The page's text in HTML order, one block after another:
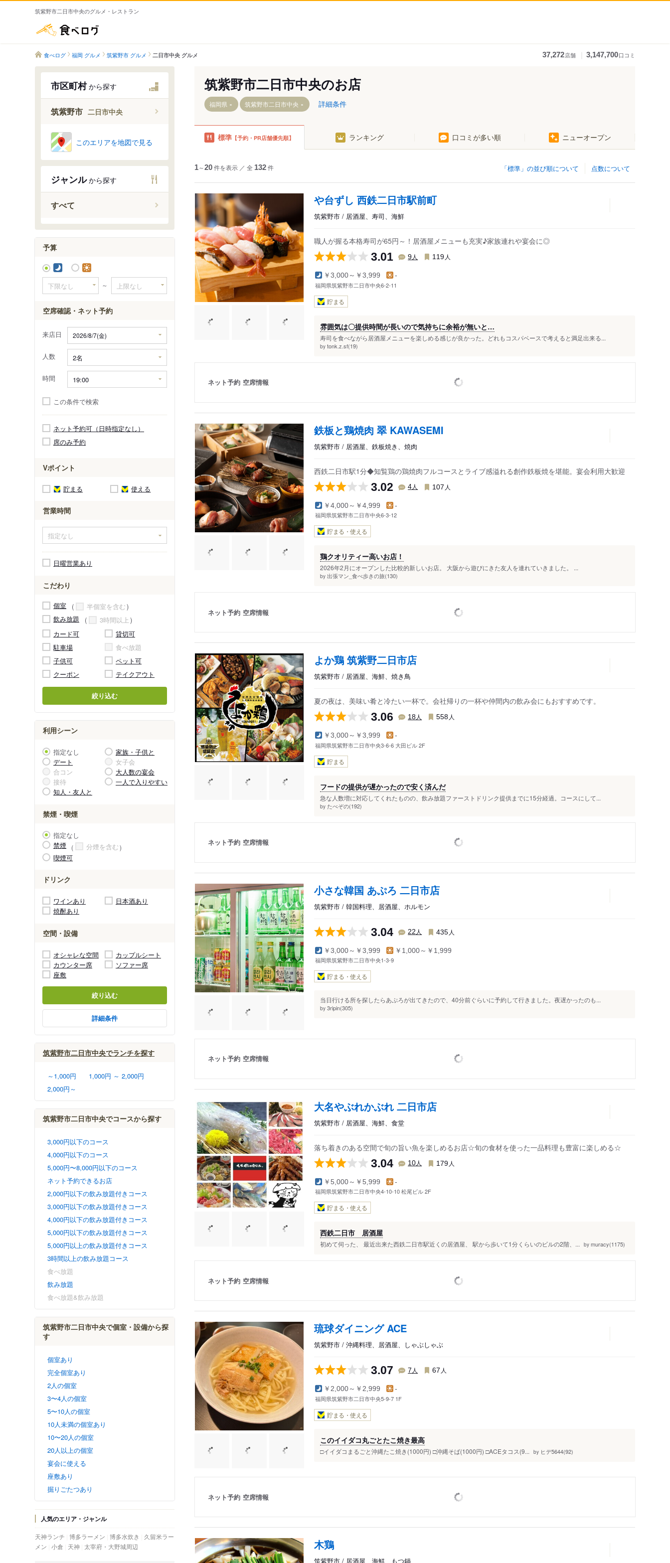
筑紫野市二日市中央のグルメ・レストラン
食べログ 福岡 グルメ 筑紫野市 グルメ 二日市中央 グルメ 37,272店舗 3,147,700口コミ
市区町村から探す
筑紫野市 二日市中央
針摺北
針摺西
針摺東
針摺南
原
原田
二日市中央
二日市西
二日市南
本道寺
このエリアを地図で見る
ジャンルから探す
すべて
予算
～
空席確認・ネット予約
来店日
人数
時間
この条件で検索
ネット予約可（日時指定なし）
席のみ予約
Vポイント
貯まる 使える
営業時間
日曜営業あり
こだわり
個室
半個室を含む
飲み放題
3時間以上
カード可
貸切可
駐車場
食べ放題
子供可
ペット可
クーポン
テイクアウト
絞り込む
利用シーン
指定なし
家族・子供と
デート
女子会
合コン
大人数の宴会
接待
一人で入りやすい
知人・友人と
禁煙・喫煙
指定なし
禁煙
分煙を含む
喫煙可
ドリンク
ワインあり
日本酒あり
焼酎あり
空間・設備
オシャレな空間
カップルシート
カウンター席
ソファー席
座敷
絞り込む
詳細条件
筑紫野市二日市中央でランチを探す
～1,000円
1,000円 ～ 2,000円
2,000円～
筑紫野市二日市中央でコースから探す
3,000円以下のコース
4,000円以下のコース
5,000円〜8,000円以下のコース
ネット予約できるお店
2,000円以下の飲み放題付きコース
3,000円以下の飲み放題付きコース
4,000円以下の飲み放題付きコース
5,000円以下の飲み放題付きコース
5,000円以上の飲み放題付きコース
3時間以上の飲み放題コース
食べ放題
飲み放題
食べ放題&飲み放題
筑紫野市二日市中央で個室・設備から探
す
個室あり
完全個室あり
2人の個室
3〜4人の個室
5〜10人の個室
10人未満の個室あり
10〜20人の個室
20人以上の個室
宴会に使える
座敷あり
掘りごたつあり
人気のエリア・ジャンル
天神ランチ 博多ラーメン 博多水炊き
久留米ラー
メン 小倉 天神 太宰府・大野城周辺
筑紫野市二日市中央のお店
福岡県 筑紫野市二日市中央 詳細条件
標準 【予約・PR店舗優先順】 ランキング 口コミが多い順 ニューオープン
点数について
「標準」の並び順について
1～20件を表示 ／ 全 132件
や台ずし 西鉄二日市駅前町
筑紫野市 / 居酒屋、寿司、海鮮
職人が握る本格寿司が65円～！居酒屋メニューも充実♪家族連れや宴会に◎
3.01 9人 119 人
￥3,000～￥3,999
-
福岡県筑紫野市二日市中央6-2-11
貯まる
雰囲気は〇提供時間が長いので気持ちに余裕が無いと…
寿司を食べながら居酒屋メニューを楽しめる感じが良かった。どれもコスパベースで考えると満足出来る...
by tonk.z.sf(19)
ネット予約 空席情報
鉄板と鶏焼肉 翠 KAWASEMI
筑紫野市 / 居酒屋、鉄板焼き、焼肉
西鉄二日市駅1分◆知覧鶏の鶏焼肉フルコースとライブ感溢れる創作鉄板焼を堪能。宴会利用大歓迎
3.02 4人 107 人
￥4,000～￥4,999
-
福岡県筑紫野市二日市中央6-3-12
貯まる・使える
鶏クオリティー高いお店！
2026年2月にオープンした比較的新しいお店。 大阪から遊びにきた友人を連れていきました。 ...
by 出張マン_食べ歩きの旅(130)
ネット予約 空席情報
よか鶏 筑紫野二日市店
筑紫野市 / 居酒屋、海鮮、焼き鳥
夏の夜は、美味い肴と冷たい一杯で。会社帰りの一杯や仲間内の飲み会にもおすすめです。
3.06 18人 558 人
￥3,000～￥3,999
-
福岡県筑紫野市二日市中央3-6-6 大田ビル 2F
貯まる
フードの提供が遅かったので安く済んだ
急な人数増に対応してくれたものの、飲み放題ファーストドリンク提供までに15分経過。コースにして...
by たべぞの(192)
ネット予約 空席情報
小さな韓国 あぷろ 二日市店
筑紫野市 / 韓国料理、居酒屋、ホルモン
3.04 22 人 435 人
￥3,000～￥3,999
￥1,000～￥1,999
福岡県筑紫野市二日市中央1-3-9
貯まる・使える
当日行ける所を探したらあぷろが出てきたので、40分前ぐらいに予約して行きました。夜遅かったのも...
by 3ripin(305)
ネット予約 空席情報
大名やぶれかぶれ 二日市店
筑紫野市 / 居酒屋、海鮮、食堂
落ち着きのある空間で旬の旨い魚を楽しめるお店☆旬の食材を使った一品料理も豊富に楽しめる☆
3.04 10人 179 人
￥5,000～￥5,999
-
福岡県筑紫野市二日市中央4-10-10 松尾ビル 2F
貯まる・使える
西鉄二日市 居酒屋
初めて伺った、 最近出来た西鉄二日市駅近くの居酒屋、 駅から歩いて1分くらいのビルの2階、... by muracy(1175)
ネット予約 空席情報
琉球ダイニング ACE
筑紫野市 / 沖縄料理、居酒屋、しゃぶしゃぶ
3.07 7 人 67 人
￥2,000～￥2,999
-
福岡県筑紫野市二日市中央5-9-7 1F
貯まる・使える
このイイダコ丸ごとたこ焼き最高
□イイダコまるごと沖縄たこ焼き(1000円) □沖縄そば(1000円) □ACEタコス(9... by ヒデ5644(92)
ネット予約 空席情報
木鶏
筑紫野市 / 居酒屋、海鮮、もつ鍋